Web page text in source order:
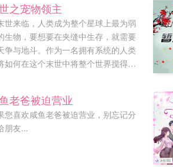
之宠物领主
世来临，人类成为整个星球上最为弱
生物，要想要在夹缝中生存，就需要
争与地斗。作为一名拥有系统的人类
如何在这个末世中将整个世界搅得天
老爸被迫营业
您喜欢咸鱼老爸被迫营业，别忘记分
朋友...